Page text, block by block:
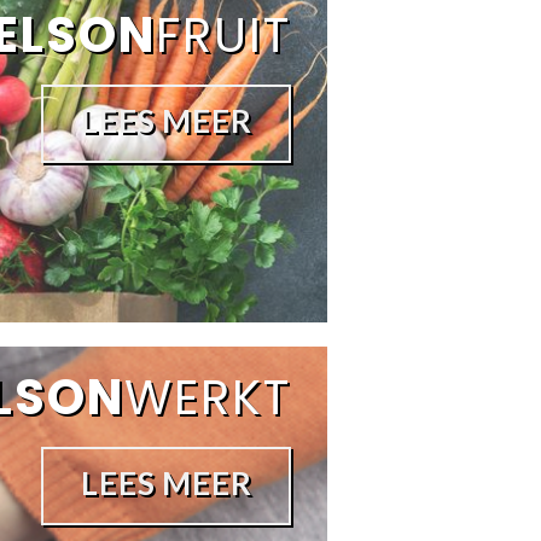
FRUIT
LEES MEER
WERKT
LEES MEER